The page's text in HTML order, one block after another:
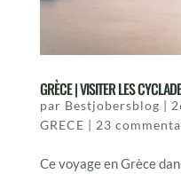
GRÈCE | VISITER LES
par Bestjobersblog |
GRECE | 23
Ce voyage en Grèce